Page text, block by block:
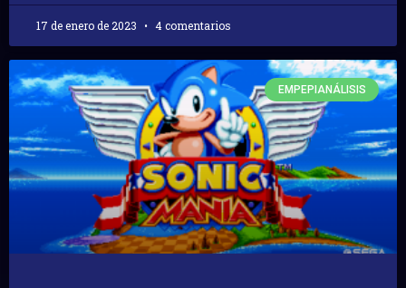
17 de enero de 2023 4 comentarios
EMPEPIANÁLISIS